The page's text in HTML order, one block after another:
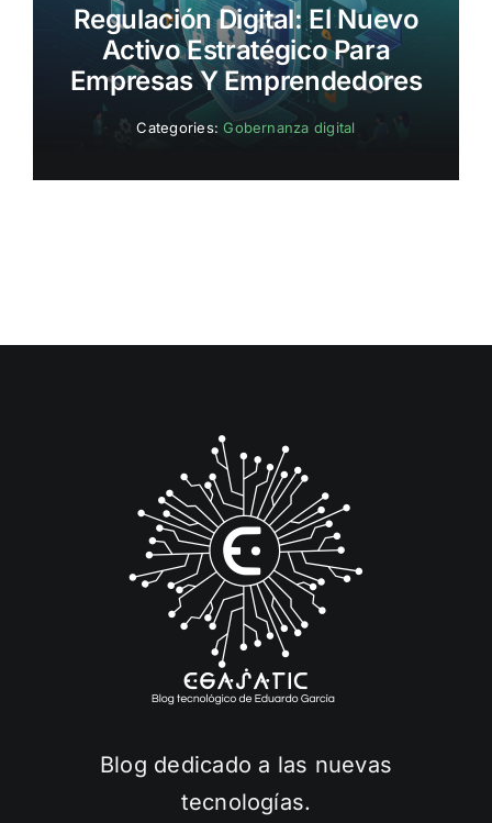
Regulación Digital: El Nuevo
Activo Estratégico Para
Empresas Y Emprendedores
Categories:Gobernanza digital
Blog dedicado a las nuevas
tecnologías.